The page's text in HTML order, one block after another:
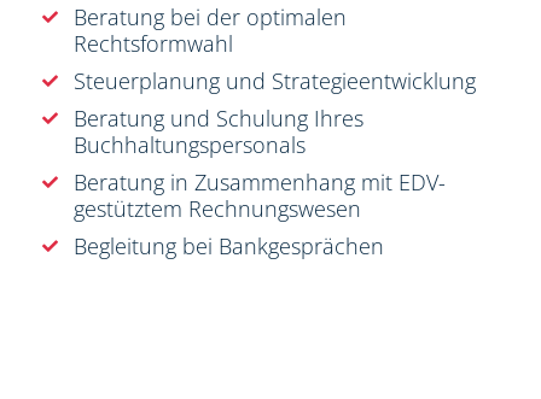
Beratung bei der optimalen
Rechtsformwahl
Steuerplanung und Strategieentwicklung
Beratung und Schulung Ihres
Buchhaltungspersonals
Beratung in Zusammenhang mit EDV-
gestütztem Rechnungswesen
Begleitung bei Bankgesprächen